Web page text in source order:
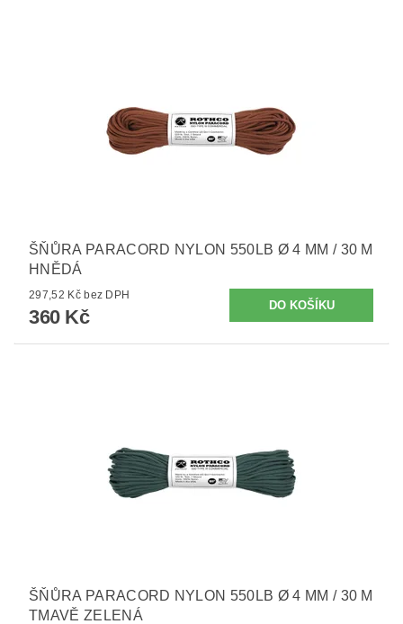
ŠŇŮRA PARACORD NYLON 550LB Ø 4 MM / 30 M
HNĚDÁ
297,52 Kč bez DPH
360 Kč
ŠŇŮRA PARACORD NYLON 550LB Ø 4 MM / 30 M
TMAVĚ ZELENÁ